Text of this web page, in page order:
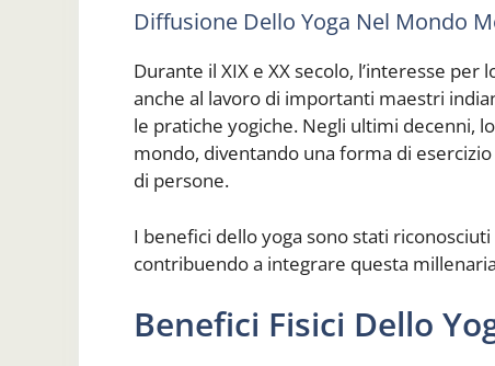
Diffusione Dello Yoga Nel Mondo
Durante il XIX e XX secolo, l’interesse
anche al lavoro di importanti maestri
le pratiche yogiche. Negli ultimi decenni,
mondo, diventando una forma di
di persone.
I benefici dello yoga sono stati
contribuendo a integrare questa
Benefici Fisici Dello